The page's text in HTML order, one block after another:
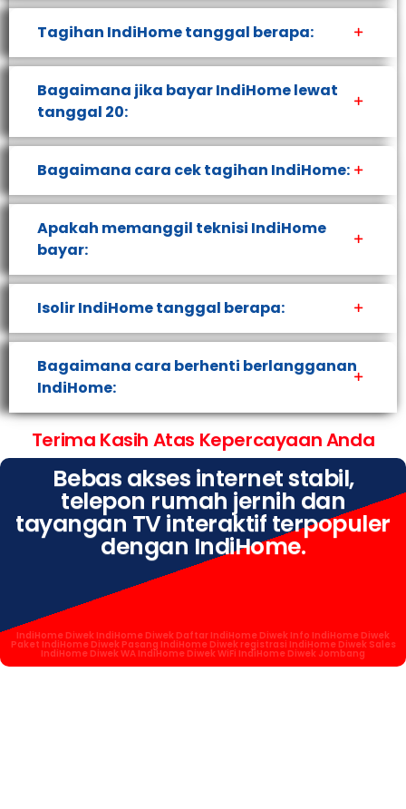
Tagihan IndiHome tanggal berapa:
Bagaimana jika bayar IndiHome lewat
tanggal 20:
Bagaimana cara cek tagihan IndiHome:
Apakah memanggil teknisi IndiHome
bayar:
Isolir IndiHome tanggal berapa:
Bagaimana cara berhenti berlangganan
IndiHome:
Terima Kasih Atas Kepercayaan Anda
Bebas akses internet stabil,
telepon rumah jernih dan
tayangan TV interaktif terpopuler
dengan IndiHome.
IndiHome Diwek IndiHome Diwek Daftar IndiHome Diwek Info IndiHome Diwek
Paket IndiHome Diwek Pasang IndiHome Diwek registrasi IndiHome Diwek Sales
IndiHome Diwek WA IndiHome Diwek WiFi IndiHome Diwek Jombang